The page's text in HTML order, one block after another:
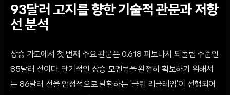
93달러 고지를 향한 기술적 관문과 저항
선 분석
상승 가도에서 첫 번째 주요 관문은 0.618 피보나치 되돌림 수준인
85달러 선이다. 단기적인 상승 모멘텀을 완전히 확보하기 위해서
는 86달러 선을 안정적으로 탈환하는 '클린 리클레임'이 선행되어